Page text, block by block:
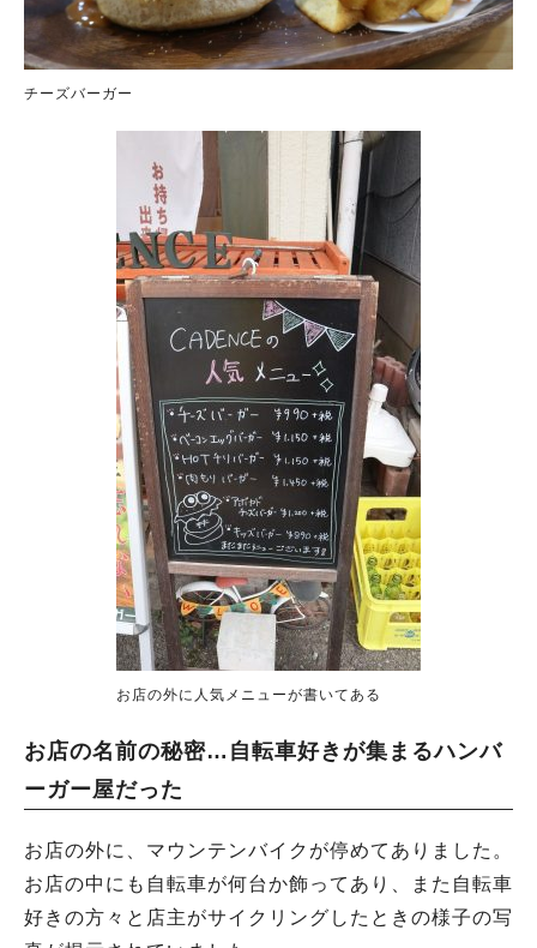
チーズバーガー
お店の外に人気メニューが書いてある
お店の名前の秘密…自転車好きが集まるハンバ
ーガー屋だった
お店の外に、マウンテンバイクが停めてありました。
お店の中にも自転車が何台か飾ってあり、また自転車
好きの方々と店主がサイクリングしたときの様子の写